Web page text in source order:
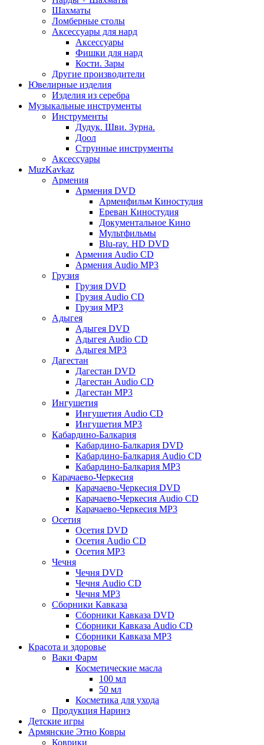
Шахматы
Ломберные столы
Аксессуары для нард
Аксессуары
Фишки для нард
Кости. Зары
Другие производители
Ювелирные изделия
Изделия из серебра
Музыкальные инструменты
Инструменты
Дудук. Шви. Зурна.
Доол
Струнные инструменты
Аксессуары
MuzKavkaz
Армения
Армения DVD
Арменфильм Киностудия
Ереван Киностудия
Документальное Кино
Мультфильмы
Blu-ray. HD DVD
Армения Audio CD
Армения Audio MP3
Грузия
Грузия DVD
Грузия Audio CD
Грузия MP3
Адыгея
Адыгея DVD
Адыгея Audio CD
Адыгея MP3
Дагестан
Дагестан DVD
Дагестан Audio CD
Дагестан MP3
Ингушетия
Ингушетия Audio CD
Ингушетия MP3
Кабардино-Балкария
Кабардино-Балкария DVD
Кабардино-Балкария Audio CD
Кабардино-Балкария MP3
Карачаево-Черкесия
Карачаево-Черкесия DVD
Карачаево-Черкесия Audio CD
Карачаево-Черкесия MP3
Осетия
Осетия DVD
Осетия Audio CD
Осетия MP3
Чечня
Чечня DVD
Чечня Audio CD
Чечня MP3
Сборники Кавказа
Сборники Кавказа DVD
Сборники Кавказа Audio CD
Сборники Кавказа MP3
Красота и здоровье
Ваки Фарм
Косметические масла
100 мл
50 мл
Косметика для ухода
Продукция Наринэ
Детские игры
Армянские Этно Ковры
Коврики